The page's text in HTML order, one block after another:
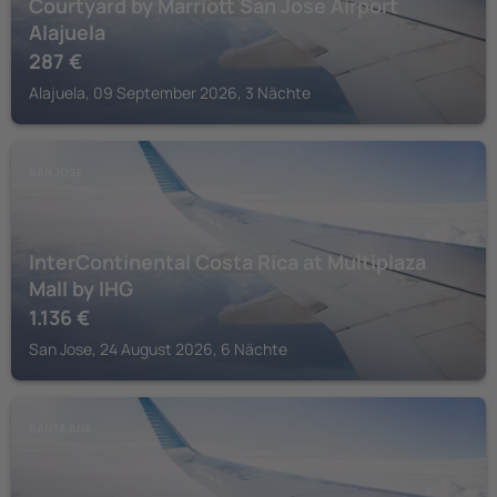
Courtyard by Marriott San Jose Airport
Alajuela
287 €
Alajuela, 09 September 2026, 3 Nächte
InterContinental Costa Rica at Multiplaza
Mall by IHG
1.136 €
San Jose, 24 August 2026, 6 Nächte